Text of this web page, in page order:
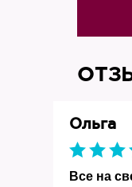
Ольга
Все на